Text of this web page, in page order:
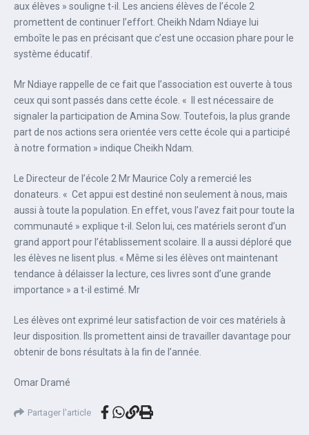
aux élèves » souligne t-il. Les anciens élèves de l’école 2
promettent de continuer l’effort. Cheikh Ndam Ndiaye lui
emboîte le pas en précisant que c’est une occasion phare pour le
système éducatif.
Mr Ndiaye rappelle de ce fait que l’association est ouverte à tous
ceux qui sont passés dans cette école. « Il est nécessaire de
signaler la participation de Amina Sow. Toutefois, la plus grande
part de nos actions sera orientée vers cette école qui a participé
à notre formation » indique Cheikh Ndam.
Le Directeur de l’école 2 Mr Maurice Coly a remercié les
donateurs. « Cet appui est destiné non seulement à nous, mais
aussi à toute la population. En effet, vous l’avez fait pour toute la
communauté » explique t-il. Selon lui, ces matériels seront d’un
grand apport pour l’établissement scolaire. Il a aussi déploré que
les élèves ne lisent plus. « Même si les élèves ont maintenant
tendance à délaisser la lecture, ces livres sont d’une grande
importance » a t-il estimé. Mr
Les élèves ont exprimé leur satisfaction de voir ces matériels à
leur disposition. Ils promettent ainsi de travailler davantage pour
obtenir de bons résultats à la fin de l’année.
Omar Dramé
Partager l'article